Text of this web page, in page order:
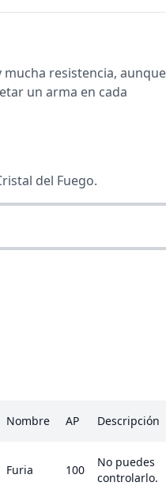
resistencia, aunque
un arma en cada
del Fuego.
Nombre AP Descripción
Furia 100
No puedes
controlarlo.